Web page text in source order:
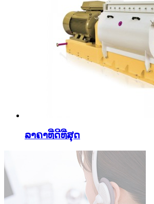
ລາຄາທີ່ດີທີ່ສຸດ